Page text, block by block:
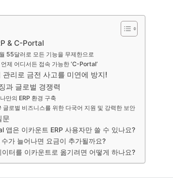
& C-Portal
55달러로 모든 기능을 무제한으로
언제 어디서든 접속 가능한 ‘C-Portal’
관리로 금전 사고를 미연에 방지!
과 글로벌 경쟁력
만의 ERP 환경 구축
글로벌 비즈니스를 위한 다국어 지원 및 강력한 보안
문
앱은 이카운트 ERP 사용자만 쓸 수 있나요?
가 늘어나면 요금이 추가될까요?
이터를 이카운트로 옮기려면 어떻게 하나요?